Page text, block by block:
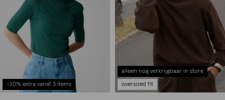
-20% extra vanaf 3 items
alleen nog verkrijgbaar in store
oversized fit